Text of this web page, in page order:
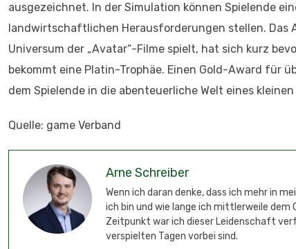
ausgezeichnet. In der Simulation können Spielende
landwirtschaftlichen Herausforderungen stellen. Das
Universum der „Avatar“-Filme spielt, hat sich kurz
bekommt eine Platin-Trophäe. Einen Gold-Award für
dem Spielende in die abenteuerliche Welt eines
Quelle: game Verband
Arne Schreiber
Wenn ich daran denke, dass ich mehr in
ich bin und wie lange ich mittlerweile dem
Zeitpunkt war ich dieser Leidenschaft
verspielten Tagen vorbei sind.